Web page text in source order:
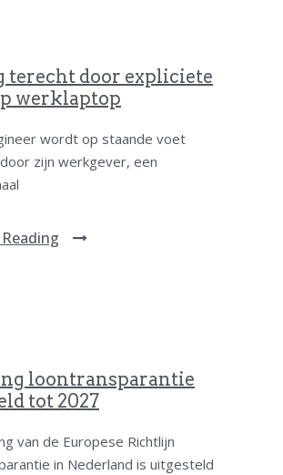
terecht door expliciete
werklaptop
wordt op staande voet
zijn werkgever, een
loontransparantie
tot 2027
van de Europese Richtlijn
in Nederland is uitgesteld